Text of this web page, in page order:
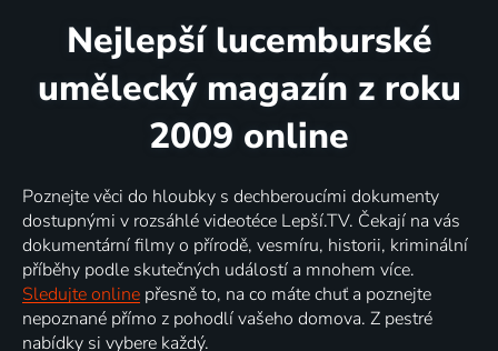
Nejlepší lucemburské
umělecký magazín z roku
2009 online
Poznejte věci do hloubky s dechberoucími dokumenty
dostupnými v rozsáhlé videotéce Lepší.TV. Čekají na vás
dokumentární filmy o přírodě, vesmíru, historii, kriminální
příběhy podle skutečných událostí a mnohem více.
Sledujte online přesně to, na co máte chuť a poznejte
nepoznané přímo z pohodlí vašeho domova. Z pestré
nabídky si vybere každý.